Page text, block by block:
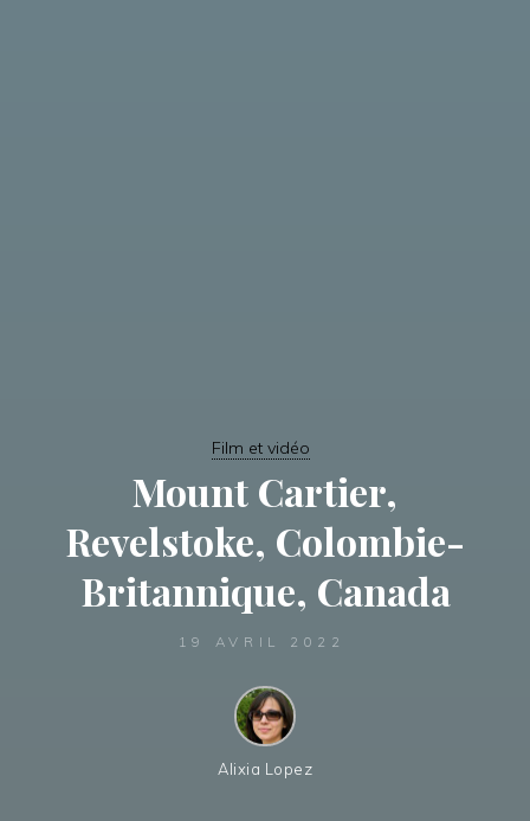
Film et vidéo
Mount Cartier,
Revelstoke, Colombie-
Britannique, Canada
19 AVRIL 2022
Alixia Lopez